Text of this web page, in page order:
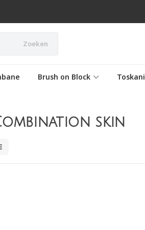
Zoeken
Brush on Block Toskani
skin